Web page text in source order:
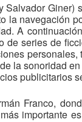
la navegación
A
series de
la sonoridad
publicitarios
Franco,
importante